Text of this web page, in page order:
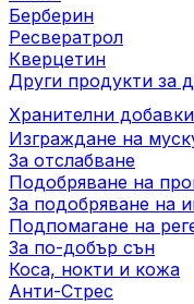
Берберин
Ресвератрол
Кверцетин
Други продукти за
Хранителни
Изграждане на
За отслабване
Подобряване на
За подобряване на
Подпомагане на
За по-добър сън
Коса, нокти и кожа
Анти-Стрес